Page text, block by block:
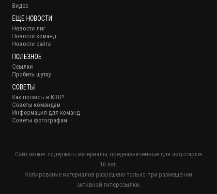
Видео
ЕЩЕ НОВОСТИ
Новости лиг
Новости команд
Новости сайта
ПОЛЕЗНОЕ
Ссылки
Пробить шутку
СОВЕТЫ
Как попасть в КВН?
Советы командам
Информация для команд
Советы фотографам
Сайт может содержать материалы, предназначенные для лиц старше
16 лет.
Копирование материалов разрешено только при размещении
активной гиперссылки.